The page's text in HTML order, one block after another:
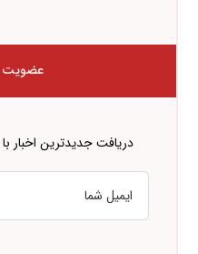
عضویت
دریافت جدیدترین اخبار